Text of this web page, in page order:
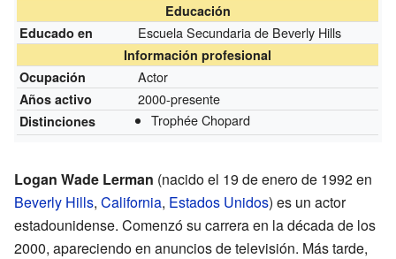
Educación
Educado en
Escuela Secundaria de Beverly Hills
Información profesional
Ocupación
Actor
Años activo 2000-presente
Distinciones Trophée Chopard
Logan Wade Lerman (nacido el 19 de enero de 1992 en
Beverly Hills, California, Estados Unidos) es un actor
estadounidense. Comenzó su carrera en la década de los
2000, apareciendo en anuncios de televisión. Más tarde,